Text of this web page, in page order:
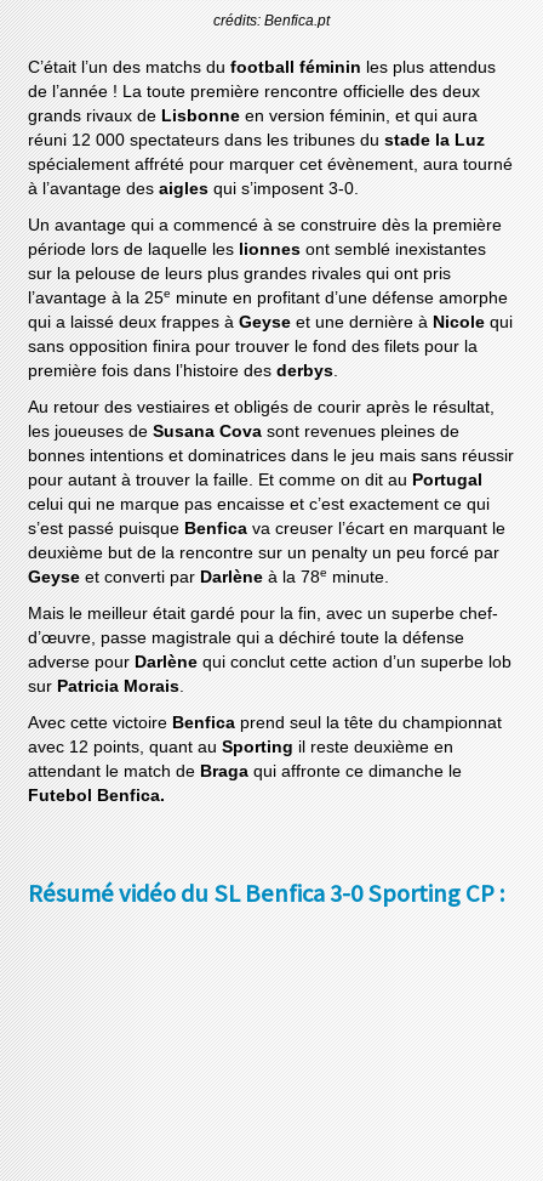
crédits: Benfica.pt
C’était l’un des matchs dufootball féminin les plus attendus
de l’année ! La toute première rencontre officielle des deux
grands rivaux de Lisbonneen version féminin, et qui aura
réuni 12 000 spectateurs dans les tribunes dustade la Luz
spécialement affrété pour marquer cet évènement, aura tourné
à l’avantage desaiglesqui s’imposent 3-0.
Un avantage qui a commencé à se construire dès la première
période lors de laquelle les lionnesont semblé inexistantes
sur la pelouse de leurs plus grandes rivales qui ont pris
l’avantage à la 25e minute en profitant d’une défense amorphe
qui a laissé deux frappes àGeyseet une dernière à Nicole qui
sans opposition finira pour trouver le fond des filets pour la
première fois dans l’histoire desderbys
Au retour des vestiaires et obligés de courir après le résultat,
les joueuses deSusana Cova sont revenues pleines de
bonnes intentions et dominatrices dans le jeu mais sans réussir
pour autant à trouver la faille. Et comme on dit au Portugal
celui qui ne marque pas encaisse et c’est exactement ce qui
s’est passé puisque Benficava creuser l’écart en marquant le
deuxième but de la rencontre sur un penalty un peu forcé par
Geyseet converti par Darlèneà la 78e minute.
Mais le meilleur était gardé pour la fin, avec un superbe chef-
d’œuvre, passe magistrale qui a déchiré toute la défense
adverse pour Darlènequi conclut cette action d’un superbe lob
surPatricia Morais
Avec cette victoire Benfica prend seul la tête du championnat
avec 12 points, quant auSporting il reste deuxième en
attendant le match de Bragaqui affronte ce dimanche le
Futebol Benfica.
Résumé vidéo du SL Benfica 3-0 Sporting CP :